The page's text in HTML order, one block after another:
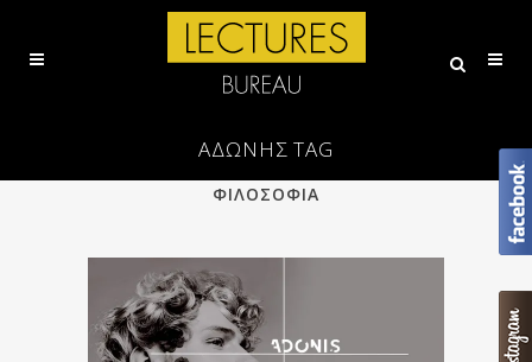
ΆΔΩΝΗΣ TAG
ΕΠΙΣΤΗΜΗ
ΠΟΙΗΣΗ
ΦΙΛΟΣΟΦΙΑ